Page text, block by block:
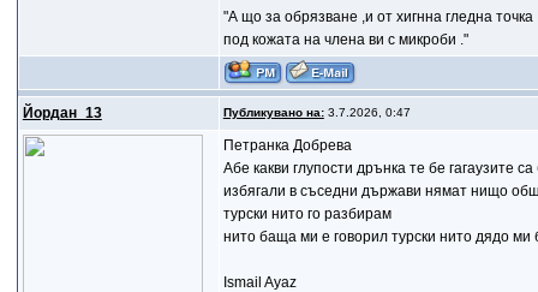
"А що за обрязване ,и от хигнна гледна
под кожата на члена ви с микроби ."
Йордан_13 Публикувано на:3.7.2026, 0:47
Петранка Добрева
Абе какви глупости дрънка те бе гагаузите
избягали в съседни държави нямат нищо
турски нито го разбирам
нито баща ми е говорил турски нито дядо ми
Ismail Ayaz